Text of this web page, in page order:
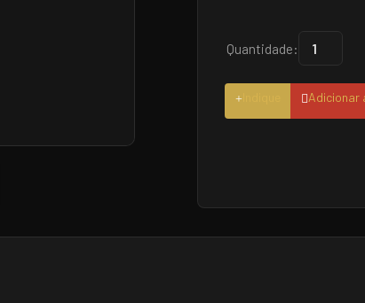
Quantidade:
Adicionar